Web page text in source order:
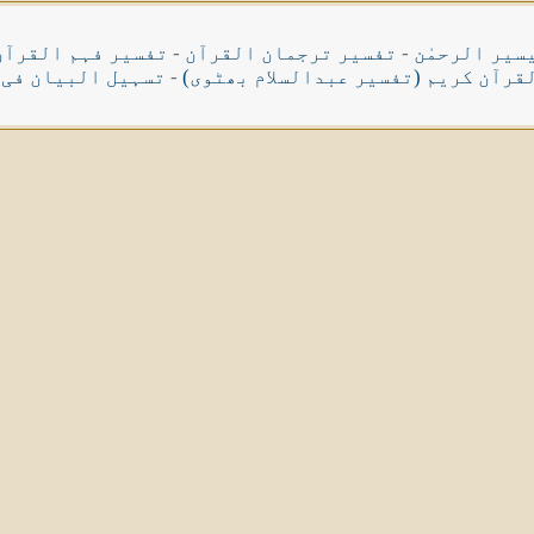
الرحمٰن - تفسیر ترجمان القرآن - تفسیر فہم
کریم (تفسیر عبدالسلام بھٹوی) - تسہیل البیان